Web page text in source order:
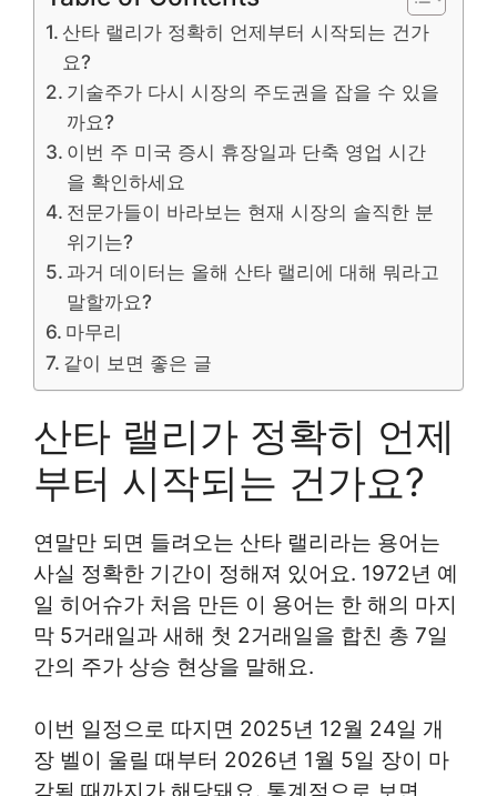
산타 랠리가 정확히 언제부터 시작되는 건가
요?
기술주가 다시 시장의 주도권을 잡을 수 있을
까요?
이번 주 미국 증시 휴장일과 단축 영업 시간
을 확인하세요
전문가들이 바라보는 현재 시장의 솔직한 분
위기는?
과거 데이터는 올해 산타 랠리에 대해 뭐라고
말할까요?
마무리
같이 보면 좋은 글
산타 랠리가 정확히 언제
부터 시작되는 건가요?
연말만 되면 들려오는 산타 랠리라는 용어는
사실 정확한 기간이 정해져 있어요. 1972년 예
일 히어슈가 처음 만든 이 용어는 한 해의 마지
막 5거래일과 새해 첫 2거래일을 합친 총 7일
간의 주가 상승 현상을 말해요.
이번 일정으로 따지면 2025년 12월 24일 개
장 벨이 울릴 때부터 2026년 1월 5일 장이 마